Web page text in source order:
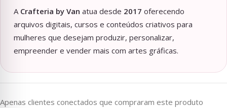
A Crafteria by Van atua desde 2017 oferecendo
arquivos digitais, cursos e conteúdos criativos para
mulheres que desejam produzir, personalizar,
empreender e vender mais com artes gráficas.
Apenas clientes conectados que compraram este produto